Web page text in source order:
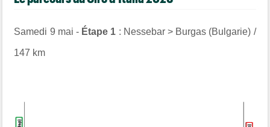
Samedi 9 mai - Étape 1 : Nessebar > Burgas (Bulgarie) /
147 km